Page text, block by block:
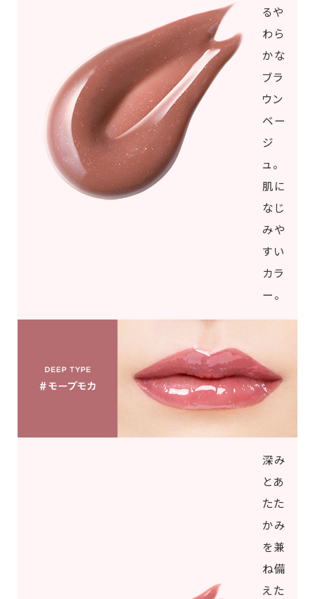
るや
わら
かな
ブラ
ウン
ベー
ジ
ュ。
肌に
なじ
みや
すい
カラ
ー。
深み
とあ
たた
かみ
を兼
ね備
えた